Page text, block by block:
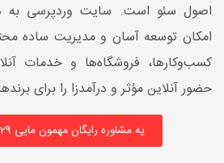
اصول سئو است. سایت وردپرسی به
امکان توسعه آسان و مدیریت ساده
کسب‌وکارها، فروشگاه‌ها و خدمات
حضور آنلاین مؤثر و درآمدزا را برای
یه مشاوره رایگان مهمون مایی 09357669329